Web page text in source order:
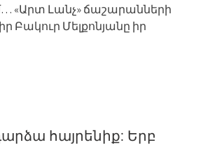
«Արտ Լանչ» ճաշարանների
Բակուր Մելքոնյանը իր
հայրենիք: Երբ